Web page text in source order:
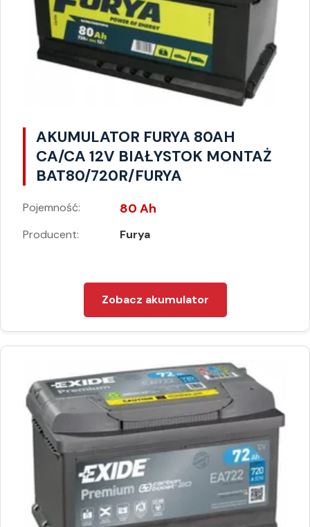
AKUMULATOR FURYA 80AH
CA/CA 12V BIAŁYSTOK MONTAŻ
BAT80/720R/FURYA
Pojemność: 80 Ah
Producent: Furya
Zobacz akumulator